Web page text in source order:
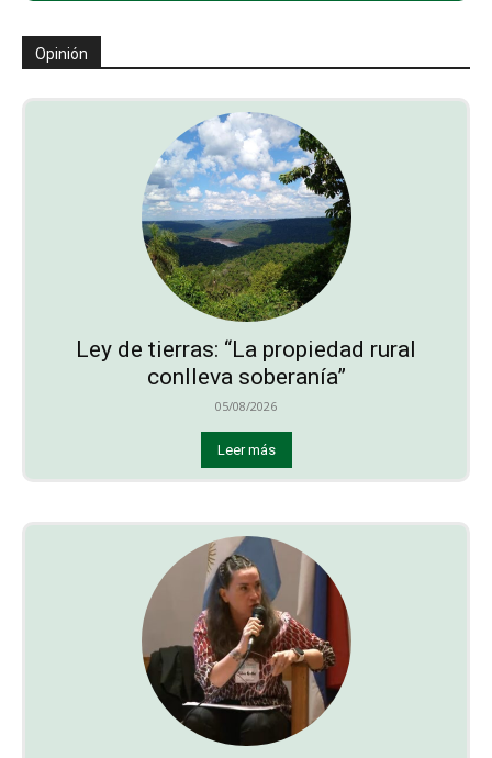
Opinión
Ley de tierras: “La propiedad rural
conlleva soberanía”
05/08/2026
Leer más